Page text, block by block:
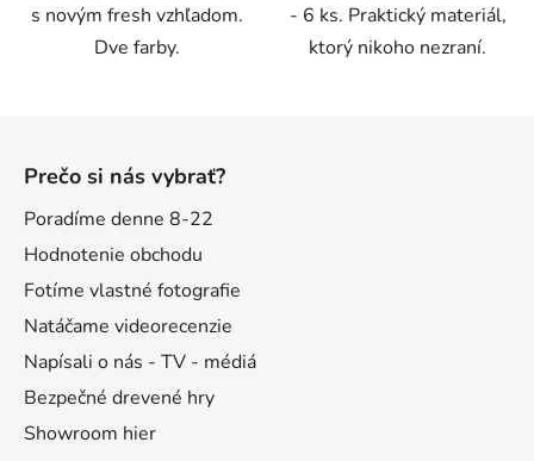
s novým fresh vzhľadom.
Dve farby.
- 6 ks. Praktický materiál,
ktorý nikoho nezraní.
Prečo si nás vybrať?
Poradíme denne 8-22
Hodnotenie obchodu
Fotíme vlastné fotografie
Natáčame videorecenzie
Napísali o nás - TV - médiá
Bezpečné drevené hry
Showroom hier